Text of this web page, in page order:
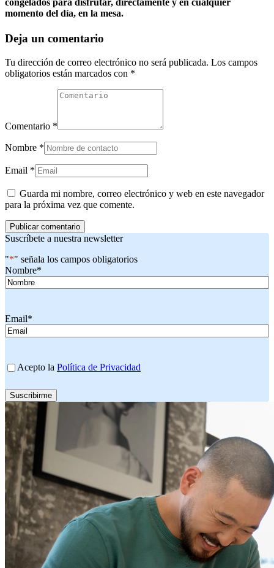
momento del día, en la mesa.
Deja un comentario
Tu dirección de correo electrónico no será publicada. Los campos
obligatorios están marcados con *
Comentario *
Nombre *
Email *
Guarda mi nombre, correo electrónico y web en este navegador
para la próxima vez que comente.
Suscríbete a nuestra newsletter
"*" señala los campos obligatorios
Nombre*
Email*
Consentimiento
Acepto la Política de Privacidad